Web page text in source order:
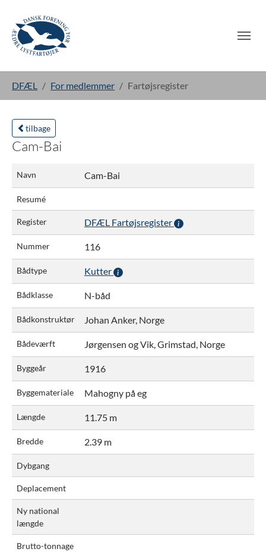
DFÆL For medlemmer Fartøjsregister
tilbage
Cam-Bai
Navn Cam-Bai
Resumé
Register DFÆL Fartøjsregister
Nummer 116
Bådtype Kutter
Bådklasse N-båd
Bådkonstruktør Johan Anker, Norge
Bådeværft Jørgensen og Vik, Grimstad, Norge
Byggeår 1916
Byggemateriale Mahogny på eg
Længde 11.75 m
Bredde 2.39 m
Dybgang
Deplacement
Ny national
længde
Brutto-tonnage